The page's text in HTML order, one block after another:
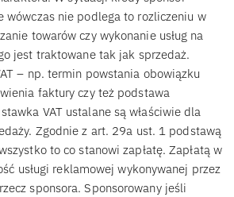
wówczas nie podlega to rozliczeniu w
towarów czy wykonanie usług na
jest traktowane tak jak sprzedaż.
– np. termin powstania obowiązku
faktury czy też podstawa
VAT ustalane są właściwie dla
Zgodnie z art. 29a ust. 1 podstawą
to co stanowi zapłatę. Zapłatą w
usługi reklamowej wykonywanej przez
sponsora. Sponsorowany jeśli